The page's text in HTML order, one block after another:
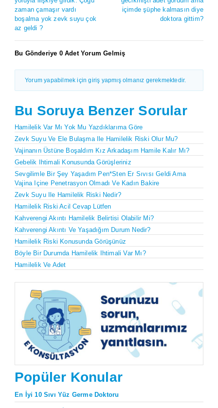
zaman çamaşır vardı
boşalma yok zevk suyu çok
az geldi ?
içimde şüphe kalmasın diye
doktora gittim?
Bu Gönderiye 0 Adet Yorum Gelmiş
Yorum yapabilmek için giriş yapmış olmanız gerekmektedir.
Bu Soruya Benzer Sorular
Hamilelik Var Mı Yok Mu Yazdıklarıma Göre
Zevk Suyu Ve Ele Bulaşma Ile Hamilelik Riski Olur Mu?
Vajinanın Üstüne Boşaldım Kız Arkadaşım Hamile Kalır Mı?
Gebelik Ihtimali Konusunda Görüşleriniz
Sevgilimle Bir Şey Yaşadım Pen*sten Er Sıvısı Geldi Ama
Vajina Içine Penetrasyon Olmadı Ve Kadın Bakire
Zevk Suyu Ile Hamilelik Riski Nedir?
Hamilelik Riski Acil Cevap Lütfen
Kahverengi Akıntı Hamilelik Belirtisi Olabilir Mi?
Kahverengi Akıntı Ve Yaşadığım Durum Nedir?
Hamilelik Riski Konusunda Görüşünüz
Böyle Bir Durumda Hamilelik Ihtimali Var Mı?
Hamilelik Ve Adet
Popüler Konular
En İyi 10 Sıvı Yüz Germe Doktoru